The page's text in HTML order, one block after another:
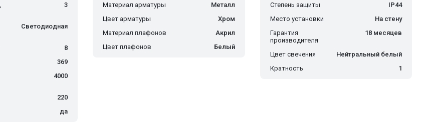
3
Светодиодная
8
369
4000
220
да
Материал арматуры
Металл
Цвет арматуры
Хром
Материал плафонов
Акрил
Цвет плафонов
Белый
Степень защиты
IP44
Место установки
На стену
Гарантия
производителя
18 месяцев
Цвет свечения
Нейтральный белый
Кратность
1